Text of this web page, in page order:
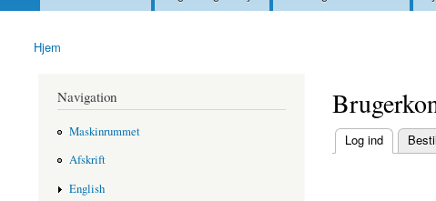
You are here
Hjem
Primary tabs
Log ind
(active tab)
Navigation
Maskinrummet
Afskrift
English